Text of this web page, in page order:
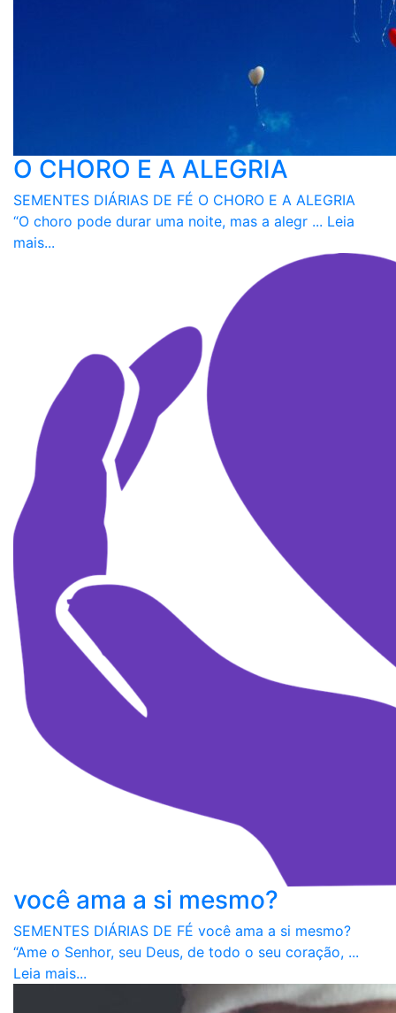
O CHORO E A ALEGRIA
SEMENTES DIÁRIAS DE FÉ O CHORO E A ALEGRIA
“O choro pode durar uma noite, mas a alegr ... Leia
mais...
você ama a si mesmo?
SEMENTES DIÁRIAS DE FÉ você ama a si mesmo?
“Ame o Senhor, seu Deus, de todo o seu coração, ...
Leia mais...